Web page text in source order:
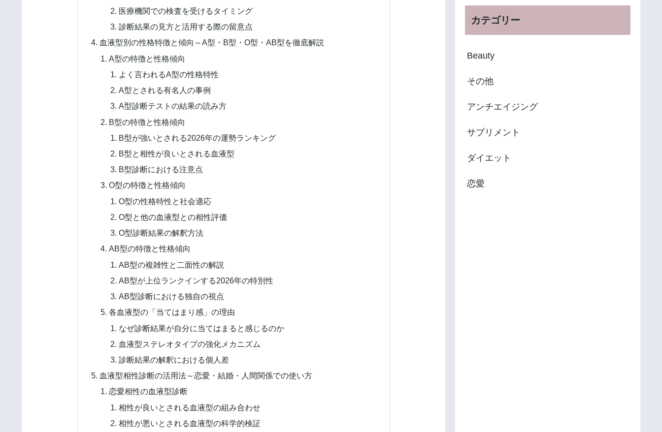
医療機関での検査を受けるタイミング
診断結果の見方と活用する際の留意点
血液型別の性格特徴と傾向～A型・B型・O型・AB型を徹底解説
A型の特徴と性格傾向
よく言われるA型の性格特性
A型とされる有名人の事例
A型診断テストの結果の読み方
B型の特徴と性格傾向
B型が強いとされる2026年の運勢ランキング
B型と相性が良いとされる血液型
B型診断における注意点
O型の特徴と性格傾向
O型の性格特性と社会適応
O型と他の血液型との相性評価
O型診断結果の解釈方法
AB型の特徴と性格傾向
AB型の複雑性と二面性の解説
AB型が上位ランクインする2026年の特別性
AB型診断における独自の視点
各血液型の「当てはまり感」の理由
なぜ診断結果が自分に当てはまると感じるのか
血液型ステレオタイプの強化メカニズム
診断結果の解釈における個人差
血液型相性診断の活用法～恋愛・結婚・人間関係での使い方
恋愛相性の血液型診断
相性が良いとされる血液型の組み合わせ
相性が悪いとされる血液型の科学的検証
カテゴリー
Beauty
その他
アンチエイジング
サプリメント
ダイエット
恋愛